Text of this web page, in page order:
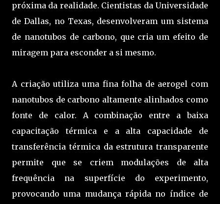
próxima da realidade. Cientistas da Universidade
de Dallas, no Texas, desenvolveram um sistema
de nanotubos de carbono, que cria um efeito de
miragem para esconder a si mesmo.
A criação utiliza uma fina folha de aerogel com
nanotubos de carbono altamente alinhados como
fonte de calor. A combinação entre a baixa
capacitação térmica e a alta capacidade de
transferência térmica da estrutura transparente
permite que se criem modulações de alta
frequência na superfície do experimento,
provocando uma mudança rápida no índice de